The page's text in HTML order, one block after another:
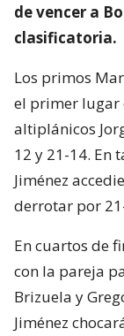
de vencer a
clasificatoria.
Los primos
el primer lugar
altiplánicos
12 y 21-14. En
Jiménez
derrotar por
En cuartos de
con la pareja
Brizuela y
Jiménez